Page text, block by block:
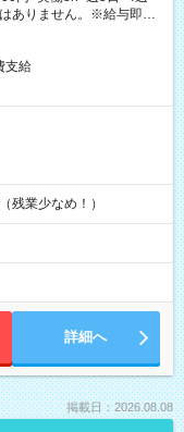
ありません。※給与即受
支給
残業少なめ！）
詳細へ
掲載日：2026.08.08